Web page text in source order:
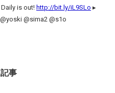
is out! http://bit.ly/iL9SLo ▸
@sima2 @s1o
事